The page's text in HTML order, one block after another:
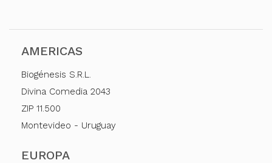
AMERICAS
Biogénesis S.R.L.
Divina Comedia 2043
ZIP 11.500
Montevideo - Uruguay
EUROPA